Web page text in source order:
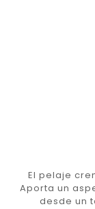
El pelaje
Aporta un
desde un